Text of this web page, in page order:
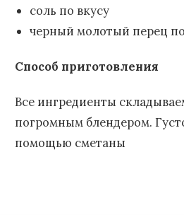
соль по вкусу
черный молотый перец
Способ приготовления
Все ингредиенты
погромным блендером.
помощью сметаны